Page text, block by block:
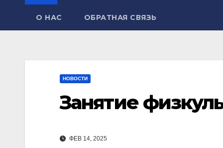
О НАС ОБРАТНАЯ СВЯЗЬ
НОВОСТИ
Занятие
ФЕВ 14, 2025